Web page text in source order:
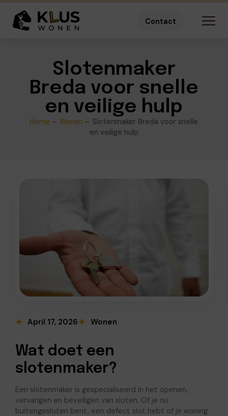
Contact
Slotenmaker
Breda voor snelle
en veilige hulp
Home –Wonen – Slotenmaker Breda voor snelle
en veilige hulp
April 17, 2026 Wonen
Wat doet een
slotenmaker?
Een slotenmaker is gespecialiseerd in het openen,
vervangen en beveiligen van sloten. Of je nu
buitengesloten bent, een defect slot hebt of je woning